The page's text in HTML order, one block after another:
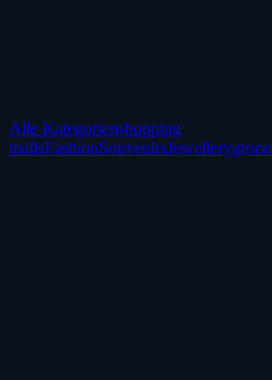
Alle Kategorienshopping
mallsFashionSouvenirsJewellery